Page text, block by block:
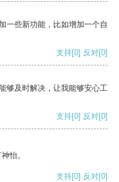
一些新功能，比如增加一个自
支持[0] 反对[0]
够及时解决，让我能够安心工
支持[0] 反对[0]
怡。
支持[0] 反对[0]